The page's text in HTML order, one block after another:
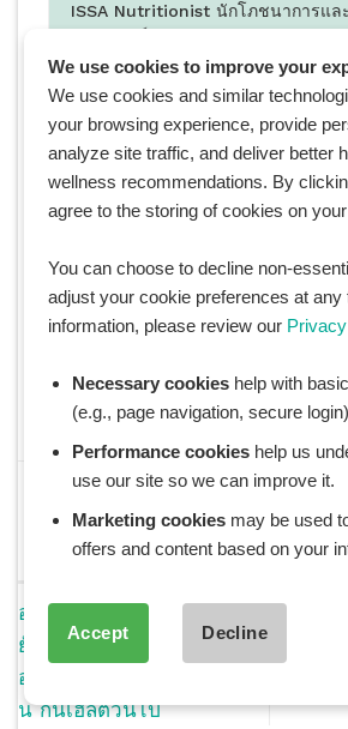
ISSA Nutritionist นักโภชนาการแล
จาก Harvard Medical School ประก
ออกกำลังกาย หลงใหลศาสตร์แห่งการ
อาหารสุขภาพจากธรรมชาติให้อร่อยสุ
แบบแอดเวนเจอร์และตั้งใจให้ความรู้
This entry was posted inExercise,
สุขภาพ,ดูแลสุขภาพ,ฟิตและเฟิร์ม ,รักษา
ความอ้วน,ลดน้ำหนัก.
อาหารคลีน 36 เมนู กักตัว
ยังไงไม่ให้น้ำหนักขึ้น มีทั้ง
อาหารไทย อินเตอร์ ขนมคลี
น กินเฮลตี้วนไป
เทคนิ
เหมาะ
We use cookies to improve your
We use cookies and similar
your browsing experience, provide
analyze site traffic, and deliver better
wellness recommendations. By
agree to the storing of cookies on
You can choose to decline non-
adjust your cookie preferences at any
information, please review our
Necessary cookies help with
(e.g., page navigation, secure
Performance cookies help us
use our site so we can improve it.
Marketing cookies may be used
offers and content based on your
Accept Decline